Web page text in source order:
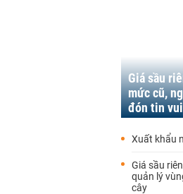
Giá sầu
mức cũ,
đón tin
Xuất khẩu
Giá sầu
quản lý
cây